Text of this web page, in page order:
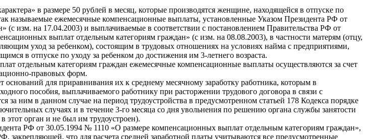
в размере 50 рублей в месяц, которые производятся женщине, находящейся в отпуске по
называемые ежемесячные компенсационные выплаты, установленные Указом Президента РФ от
изм. на 17.04.2003) и выплачиваемые в соответствии с постановлением Правительства РФ от
выплат отдельным категориям граждан» (с изм. на 08.08.2003), в частности матерям (отцу,
уход за ребенком), состоящим в трудовых отношениях на условиях найма с предприятиями,
в отпуске по уходу за ребенком до достижения им 3-летнего возраста.
отдельным категориям граждан ежемесячные компенсационные выплаты осуществляются за счет
правовых форм.
для приравнивания их к среднему месячному заработку работника, которым в
пособия, выплачиваемого работнику при расторжении трудового договора в связи с
за ним в данном случае на период трудоустройства в предусмотренном статьей 178 Кодекса порядке
случаях и в течение 3-го месяца со дня увольнения по решению органа службы занятости
этот орган и не был им трудоустроен).
РФ от 30.05.1994 № 1110 «О размере компенсационных выплат отдельным категориям граждан»,
закрепляющей, что для расчета средней заработной платы учитываются все предусмотренные